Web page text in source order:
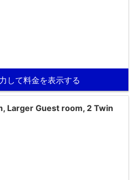
して料金を表示する
Larger Guest room, 2 Twin